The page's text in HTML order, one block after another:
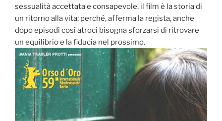
sessualità accettata e consapevole. il film è la storia di
un ritorno alla vita: perché, afferma la regista, anche
dopo episodi così atroci bisogna sforzarsi di ritrovare
un equilibrio e la fiducia nel prossimo.